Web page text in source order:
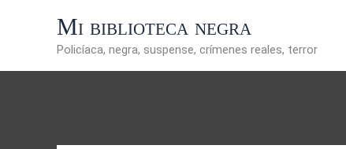
Mi biblioteca negra
Policíaca, negra, suspense, crímenes reales, terror